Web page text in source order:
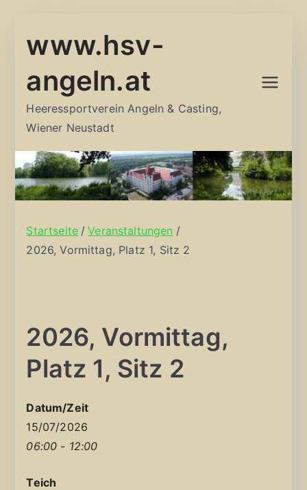
Inhalt
www.hsv-
angeln.at
Heeressportverein Angeln & Casting,
Wiener Neustadt
Startseite
Veranstaltungen
2026, Vormittag, Platz 1, Sitz 2
2026, Vormittag,
Platz 1, Sitz 2
Datum/Zeit
15/07/2026
06:00 - 12:00
Teich